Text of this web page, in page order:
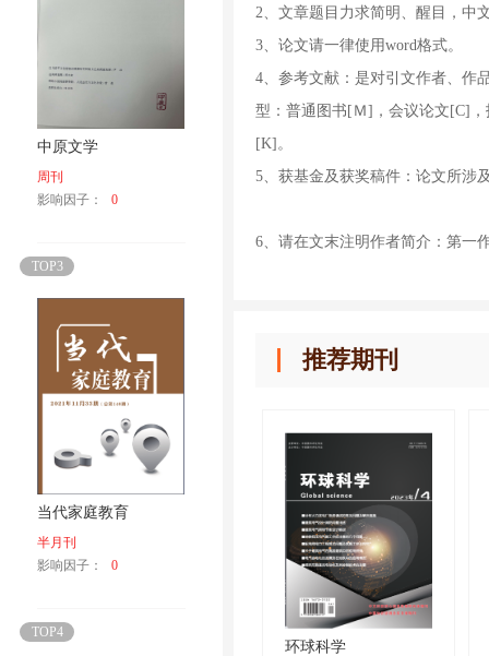
中原文学
周刊
影响因子：
0
TOP3
当代家庭教育
半月刊
影响因子：
0
TOP4
2、文章题目力求简明、醒目，中
3、论文请一律使用word格式。
4、参考文献：是对引文作者、作
型：普通图书[Ｍ]，会议论文[C]
[K]。
5、获基金及获奖稿件：论文所涉
6、请在文末注明作者简介：第一
推荐期刊
环球科学